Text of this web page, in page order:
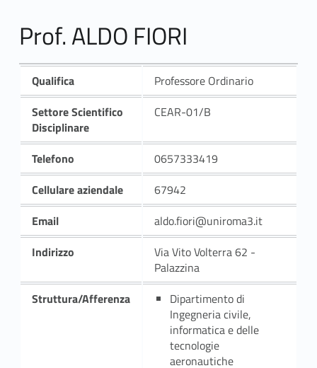
Prof. ALDO FIORI
Qualifica
Professore Ordinario
Settore Scientifico
Disciplinare
CEAR-01/B
Telefono
0657333419
Cellulare aziendale
67942
Email
aldo.fiori@uniroma3.it
Indirizzo
Via Vito Volterra 62 -
Palazzina
Struttura/Afferenza
Dipartimento di
Ingegneria civile,
informatica e delle
tecnologie
aeronautiche